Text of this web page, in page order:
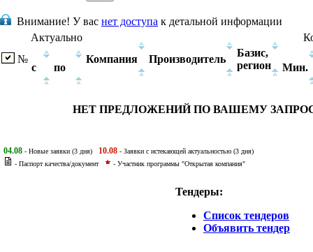
Внимание! У вас нет доступа к детальной информации
№
Актуально
Компания
Производитель
Базис,
регион
с по Мин.
НЕТ ПРЕДЛОЖЕНИЙ ПО ВАШЕМУ
04.08 - Новые заявки (3 дня) 10.08 - Заявки с истекающей актуальностью (3 дня)
- Паспорт качества/документ
- Участник программы "Открытая компания"
Тендеры:
Список тендеров
Объявить тендер